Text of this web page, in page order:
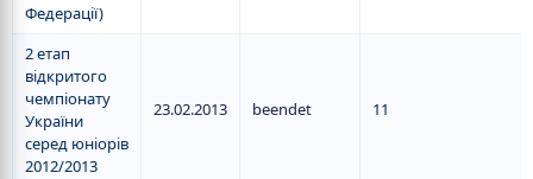
Федерації)
2 етап
відкритого
чемпіонату
України
серед юніорів
2012/2013
23.02.2013 beendet 11